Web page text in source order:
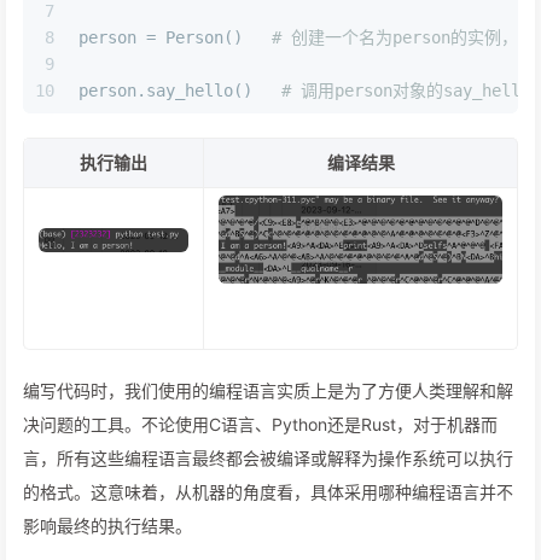
7
8
9
10
person = Person() # 创建一个名为person的实例，使
person.say_hello() # 调用person对象的
执行输出 编译结果
编写代码时，我们使用的编程语言实质上是为了方便人类理解和解
决问题的工具。不论使用C语言、Python还是Rust，对于机器而
言，所有这些编程语言最终都会被编译或解释为操作系统可以执行
的格式。这意味着，从机器的角度看，具体采用哪种编程语言并不
影响最终的执行结果。